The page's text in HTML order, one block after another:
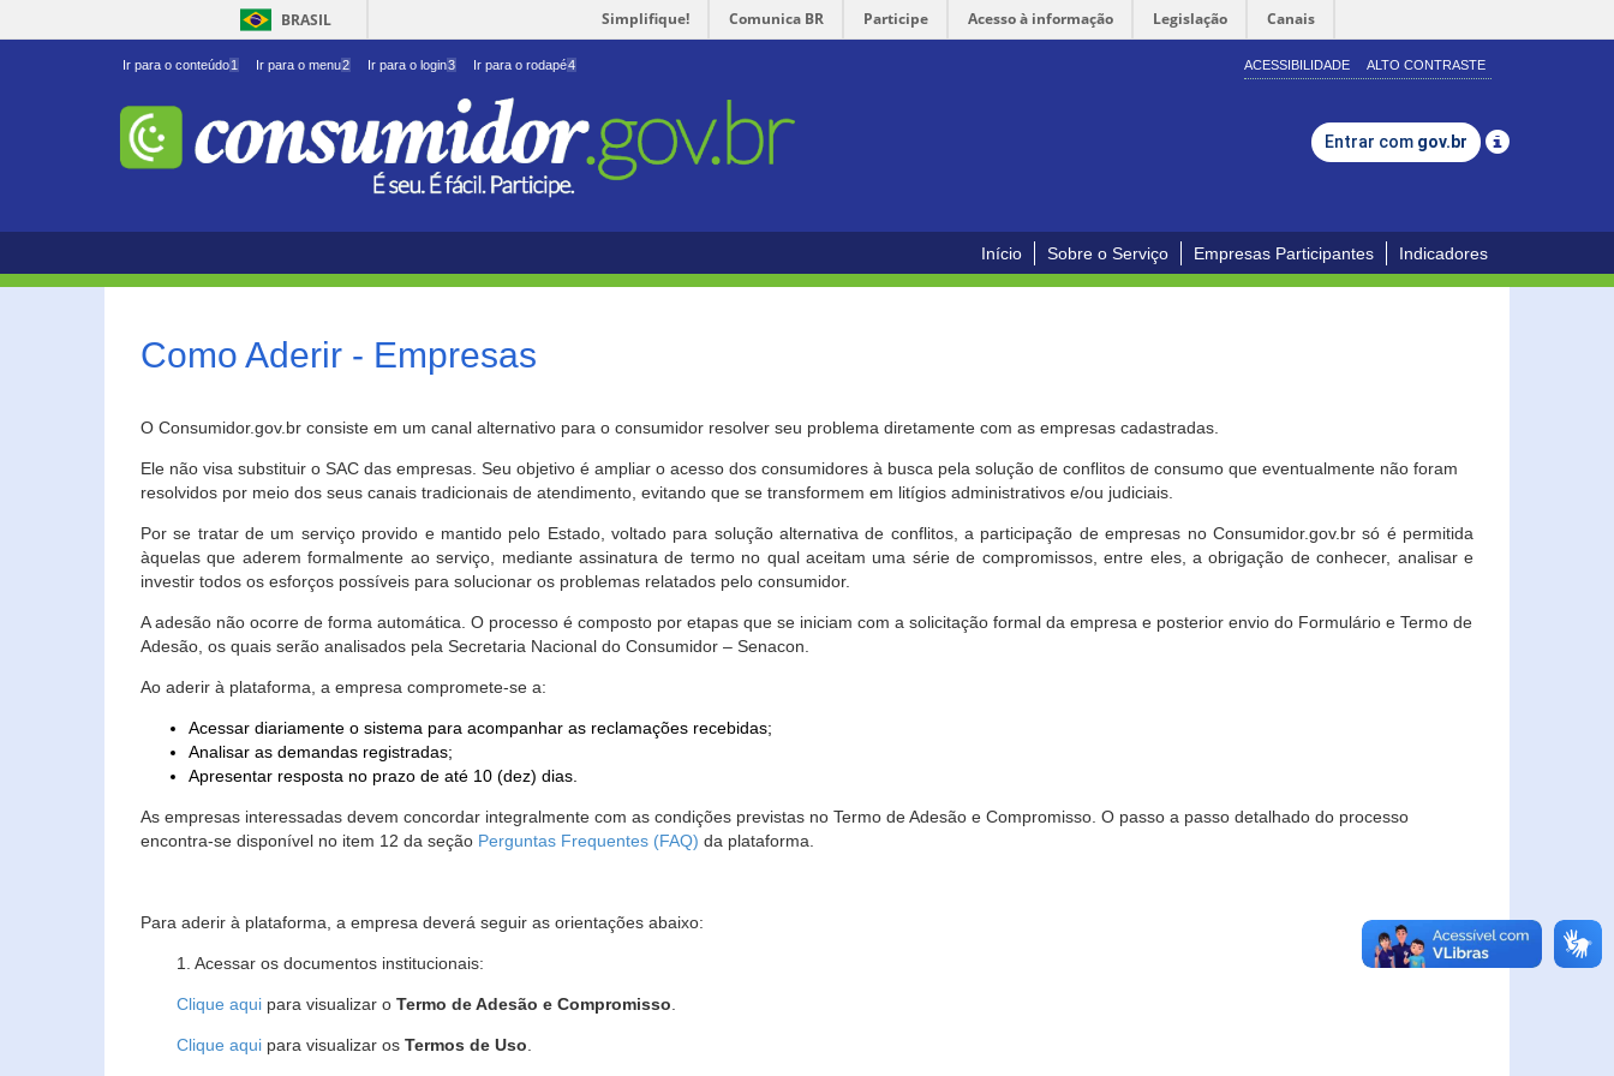
BRASIL Simplifique! Comunica BR Participe Acesso à informação Legislação Canais
Ir para o conteúdo1 Ir para o menu2 Ir para o login3 Ir para o rodapé4 ACESSIBILIDADE ALTO CONTRASTE
Entrar com gov.br
Início Sobre o Serviço Empresas Participantes Indicadores
Como Aderir - Empresas
O Consumidor.gov.br consiste em um canal alternativo para o consumidor resolver seu problema diretamente com as empresas cadastradas.
Ele não visa substituir o SAC das empresas. Seu objetivo é ampliar o acesso dos consumidores à busca pela solução de conflitos de consumo que eventualmente não foram
resolvidos por meio dos seus canais tradicionais de atendimento, evitando que se transformem em litígios administrativos e/ou judiciais.
Por se tratar de um serviço provido e mantido pelo Estado, voltado para solução alternativa de conflitos, a participação de empresas no Consumidor.gov.br só é permitida
àquelas que aderem formalmente ao serviço, mediante assinatura de termo no qual aceitam uma série de compromissos, entre eles, a obrigação de conhecer, analisar e
investir todos os esforços possíveis para solucionar os problemas relatados pelo consumidor.
A adesão não ocorre de forma automática. O processo é composto por etapas que se iniciam com a solicitação formal da empresa e posterior envio do Formulário e Termo de
Adesão, os quais serão analisados pela Secretaria Nacional do Consumidor – Senacon.
Ao aderir à plataforma, a empresa compromete-se a:
Acessar diariamente o sistema para acompanhar as reclamações recebidas;
Analisar as demandas registradas;
Apresentar resposta no prazo de até 10 (dez) dias.
As empresas interessadas devem concordar integralmente com as condições previstas no Termo de Adesão e Compromisso. O passo a passo detalhado do processo
encontra-se disponível no item 12 da seção Perguntas Frequentes (FAQ) da plataforma.
Para aderir à plataforma, a empresa deverá seguir as orientações abaixo:
1. Acessar os documentos institucionais:
Clique aqui para visualizar o Termo de Adesão e Compromisso
Clique aqui para visualizar os Termos de Uso